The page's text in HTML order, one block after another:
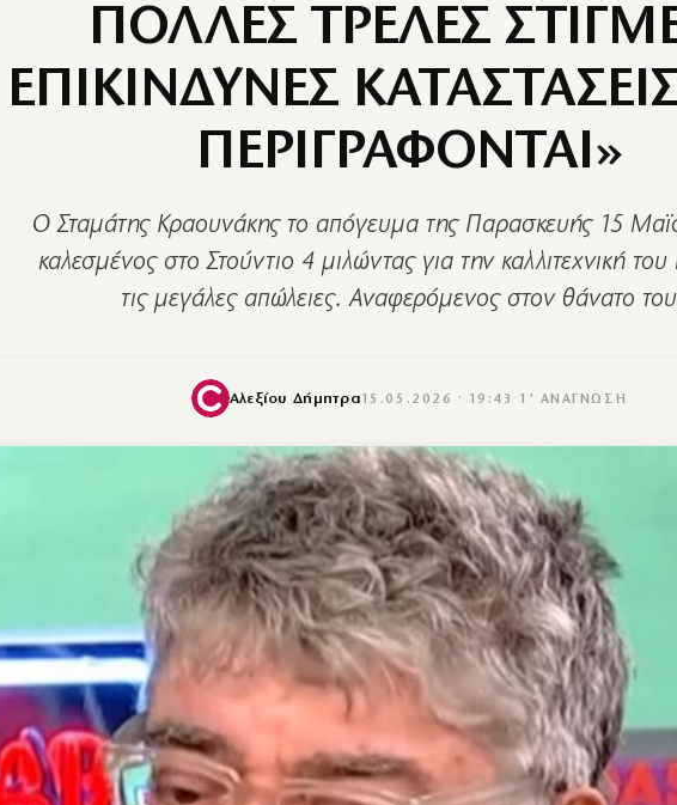
ΠΟΛΛΕΣ ΤΡΕΛΕΣ
ΕΠΙΚΙΝΔΥΝΕΣ
ΠΕΡΙΓΡΑΦΟΝΤΑΙ»
Ο Σταμάτης Κραουνάκης το απόγευμα της Παρασκευής 15
καλεσμένος στο Στούντιο 4 μιλώντας για την καλλιτεχνική του
τις μεγάλες απώλειες. Αναφερόμενος στον θάνατο
Αλεξίου Δήμητρα15.05.2026 · 19:43 · 1′ ΑΝΆΓΝΩΣΗ